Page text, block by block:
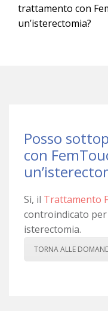
trattamento con
un’isterectomia?
Posso
con
Sì, il Trattamento
controindicato
isterectomia.
TORNA ALLE